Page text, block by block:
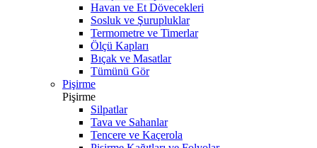
Havan ve Et Dövecekleri
Sosluk ve Şurupluklar
Termometre ve Timerlar
Ölçü Kapları
Bıçak ve Masatlar
Tümünü Gör
Pişirme
Pişirme
Silpatlar
Tava ve Sahanlar
Tencere ve Kaçerola